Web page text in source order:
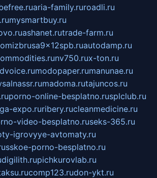
aria-family.ruroadli.ru
mysmartbuy.ru
ashanet.rutrade-farm.ru
autodamp.ru
nv750.rux-ton.ru
modopaper.rumanunae.ru
madoma.rutajuncos.ru
porno-online-besplatno.rusplclub.ru
expo.ruribery.rucleanmedicine.ru
video-besplatno.ruseks-365.ru
igrovyye-avtomaty.ru
porno-besplatno.ru
digilith.rupichkurovlab.ru
comp123.rudon-ykt.ru